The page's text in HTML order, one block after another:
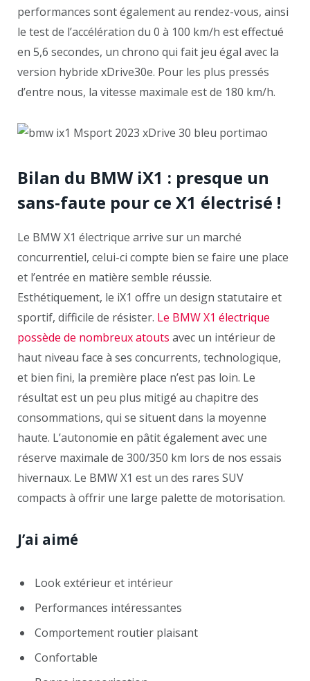
performances sont également au rendez-vous, ainsi
le test de l’accélération du 0 à 100 km/h est effectué
en 5,6 secondes, un chrono qui fait jeu égal avec la
version hybride xDrive30e. Pour les plus pressés
d’entre nous, la vitesse maximale est de 180 km/h.
Bilan du BMW iX1 : presque un
sans-faute pour ce X1 électrisé !
Le BMW X1 électrique arrive sur un marché
concurrentiel, celui-ci compte bien se faire une place
et l’entrée en matière semble réussie.
Esthétiquement, le iX1 offre un design statutaire et
sportif, difficile de résister. Le BMW X1 électrique
possède de nombreux atouts avec un intérieur de
haut niveau face à ses concurrents, technologique,
et bien fini, la première place n’est pas loin. Le
résultat est un peu plus mitigé au chapitre des
consommations, qui se situent dans la moyenne
haute. L’autonomie en pâtit également avec une
réserve maximale de 300/350 km lors de nos essais
hivernaux. Le BMW X1 est un des rares SUV
compacts à offrir une large palette de motorisation.
J’ai aimé
Look extérieur et intérieur
Performances intéressantes
Comportement routier plaisant
Confortable